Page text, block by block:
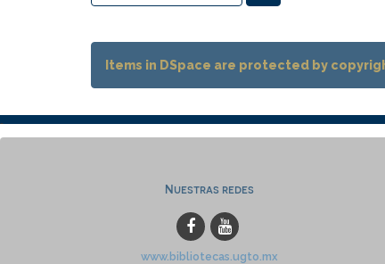
Items in DSpace are protected by
Nuestras redes
www.bibliotecas.ugto.mx